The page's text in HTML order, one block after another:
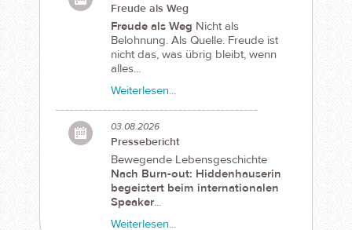
Freude als Weg
Freude als Weg Nicht als
Belohnung. Als Quelle. Freude ist
nicht das, was übrig bleibt, wenn
alles...
Weiterlesen...
Pressebericht
03.08.2026
Bewegende Lebensgeschichte
Nach Burn-out: Hiddenhauserin
begeistert beim internationalen
Speaker...
Weiterlesen...